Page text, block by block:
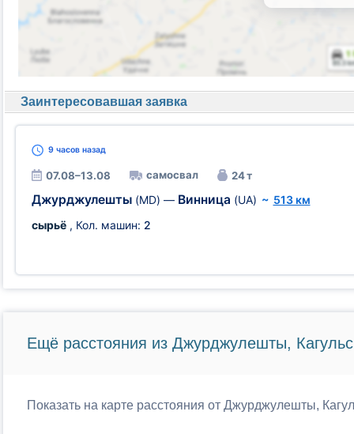
Заинтересовавшая заявка
9 часовназад
07.08–13.08 самосвал 24 т
Джурджулешты (MD) — Винница (UA) ~ 513 км
сырьё, Кол. машин: 2
Ещё расстояния из Джурджулешты,
Показать на карте расстояния от Джурджулешты,